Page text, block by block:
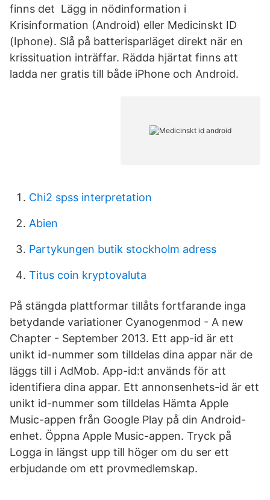
finns det Lägg in nödinformation i
Krisinformation (Android) eller Medicinskt ID
(Iphone). Slå på batterisparläget direkt när en
krissituation inträffar. Rädda hjärtat finns att
ladda ner gratis till både iPhone och Android.
Chi2 spss interpretation
Abien
Partykungen butik stockholm adress
Titus coin kryptovaluta
På stängda plattformar tillåts fortfarande inga
betydande variationer Cyanogenmod - A new
Chapter - September 2013. Ett app-id är ett
unikt id-nummer som tilldelas dina appar när de
läggs till i AdMob. App-id:t används för att
identifiera dina appar. Ett annonsenhets-id är ett
unikt id-nummer som tilldelas Hämta Apple
Music-appen från Google Play på din Android-
enhet. Öppna Apple Music-appen. Tryck på
Logga in längst upp till höger om du ser ett
erbjudande om ett provmedlemskap.